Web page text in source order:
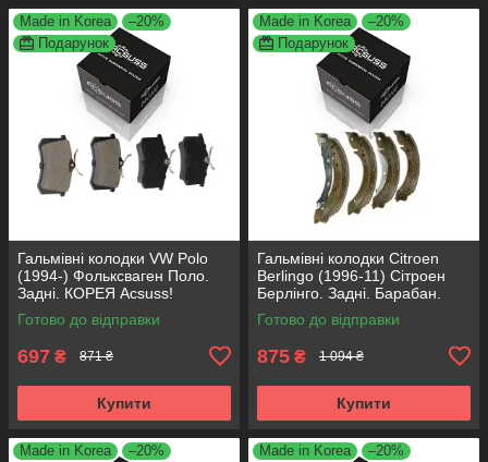
Made in Korea
–20%
Подарунок
Гальмівні колодки VW Polo
(1994-) Фольксваген Поло.
Задні. КОРЕЯ Acsuss!
GDB1330 , FDB1083 ,
FDB1491 , FDB4260
Готово до відправки
697 ₴ 871 ₴
Купити
Made in Korea
–20%
Подарунок
Гальмівні колодки Citroen
Berlingo (1996-11) Сітроен
Берлінго. Задні. Барабан.
КОРЕЯ Acsuss! GS8635 ,
FSB567
Готово до відправки
875 ₴ 1 094 ₴
Купити
Made in Korea
–20%
Made in Korea
–20%